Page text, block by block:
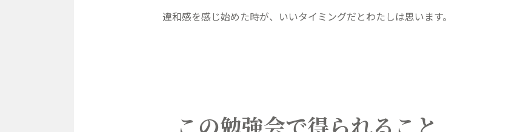
違和感を感じ始めた時が、いいタイミングだとわたしは思います。
この勉強会で得られること